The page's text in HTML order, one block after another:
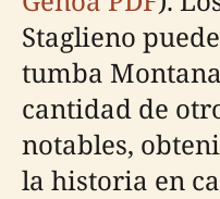
Staglieno
tumba
cantidad de
notables,
la historia en